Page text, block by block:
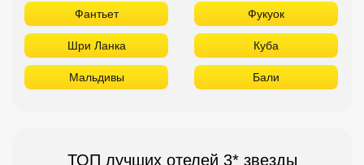
Фантьет Фукуок
Шри Ланка Куба
Мальдивы Бали
ТОП лучших отелей 3* звезды